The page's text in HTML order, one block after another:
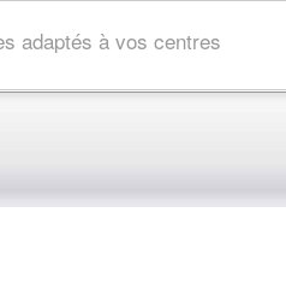
adaptés à vos centres